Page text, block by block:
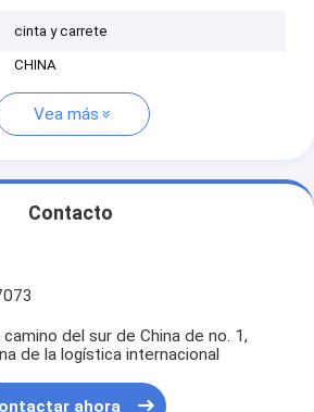
cinta y carrete
CHINA
Vea más
Contacto
del sur de China de no. 1,
de la logística internacional
ahora